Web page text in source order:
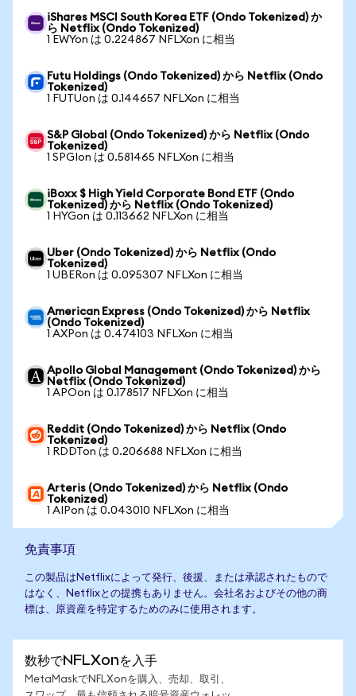
iShares MSCI South Korea ETF (Ondo Tokenized) か
ら Netflix (Ondo Tokenized)
1 EWYon は 0.224867 NFLXon に相当
Futu Holdings (Ondo Tokenized) から Netflix (Ondo
Tokenized)
1 FUTUon は 0.144657 NFLXon に相当
S&P Global (Ondo Tokenized) から Netflix (Ondo
Tokenized)
1 SPGIon は 0.581465 NFLXon に相当
iBoxx $ High Yield Corporate Bond ETF (Ondo
Tokenized) から Netflix (Ondo Tokenized)
1 HYGon は 0.113662 NFLXon に相当
Uber (Ondo Tokenized) から Netflix (Ondo
Tokenized)
1 UBERon は 0.095307 NFLXon に相当
American Express (Ondo Tokenized) から Netflix
(Ondo Tokenized)
1 AXPon は 0.474103 NFLXon に相当
Apollo Global Management (Ondo Tokenized) から
Netflix (Ondo Tokenized)
1 APOon は 0.178517 NFLXon に相当
Reddit (Ondo Tokenized) から Netflix (Ondo
Tokenized)
1 RDDTon は 0.206688 NFLXon に相当
Arteris (Ondo Tokenized) から Netflix (Ondo
Tokenized)
1 AIPon は 0.043010 NFLXon に相当
免責事項
この製品はNetflixによって発行、後援、または承認されたもので
はなく、Netflixとの提携もありません。会社名およびその他の商
標は、原資産を特定するためのみに使用されます。
数秒でNFLXonを入手
MetaMaskでNFLXonを購入、売却、取引、